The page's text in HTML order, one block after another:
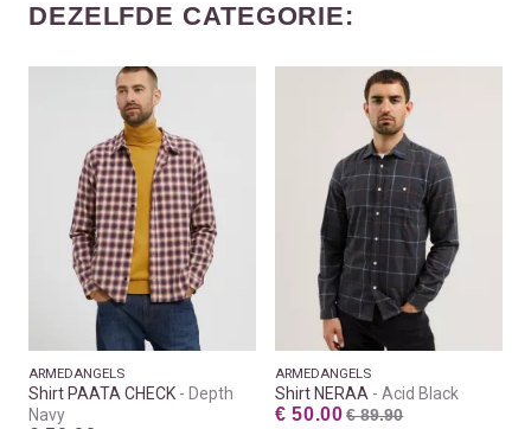
DEZELFDE CATEGORIE:
ARMEDANGELS
Shirt PAATA CHECK
Depth
Navy
ARMEDANGELS
Shirt NERAA Acid Black
€ 50.00 € 89.90